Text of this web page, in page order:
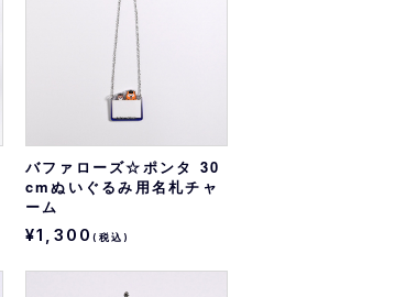
バファローズ☆ポンタ 30
cmぬいぐるみ用名札チャ
ーム
¥1,300(税込)